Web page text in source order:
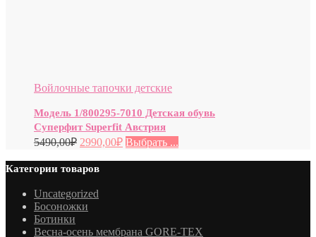
Войлочные тапочки детские
Модель 1/800295-7010 Детская обувь
Суперфит Superfit Австрия
5490,00₽ 2990,00₽ Выбрать ...
Категории товаров
Uncategorized
Босоножки
Ботинки
Весна-осень мембрана GORE-TEX